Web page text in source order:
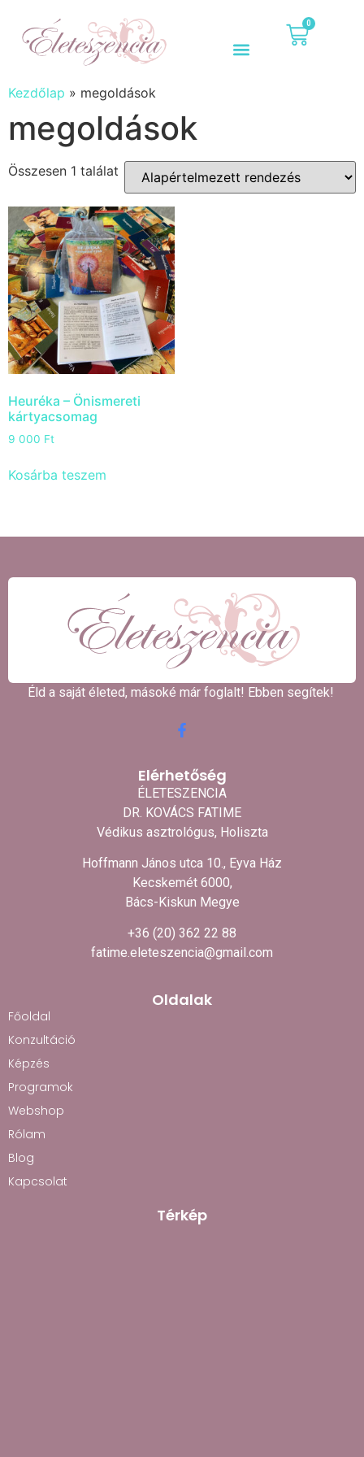
0
Kezdőlap » megoldások
megoldások
Összesen 1 találat
Heuréka – Önismereti
kártyacsomag
9 000 Ft
Kosárba teszem
Éld a saját életed, másoké már foglalt! Ebben segítek! ​
Elérhetőség
ÉLETESZENCIA
DR. KOVÁCS FATIME
Védikus asztrológus, Holiszta
Hoffmann János utca 10., Eyva Ház
Kecskemét 6000,
Bács-Kiskun Megye
+36 (20) 362 22 88
fatime.eleteszencia@gmail.com
Oldalak
Főoldal
Konzultáció
Képzés
Programok
Webshop
Rólam
Blog
Kapcsolat
Térkép